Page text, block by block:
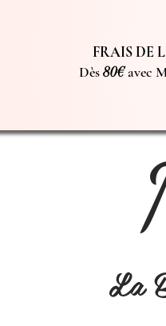
FRAIS DE
Dès80€avec
La